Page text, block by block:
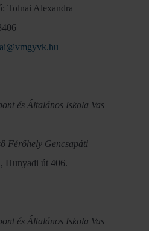
Tolnai Alexandra
és Általános Iskola Vas
Férőhely Gencsapáti
Hunyadi út 406.
és Általános Iskola Vas